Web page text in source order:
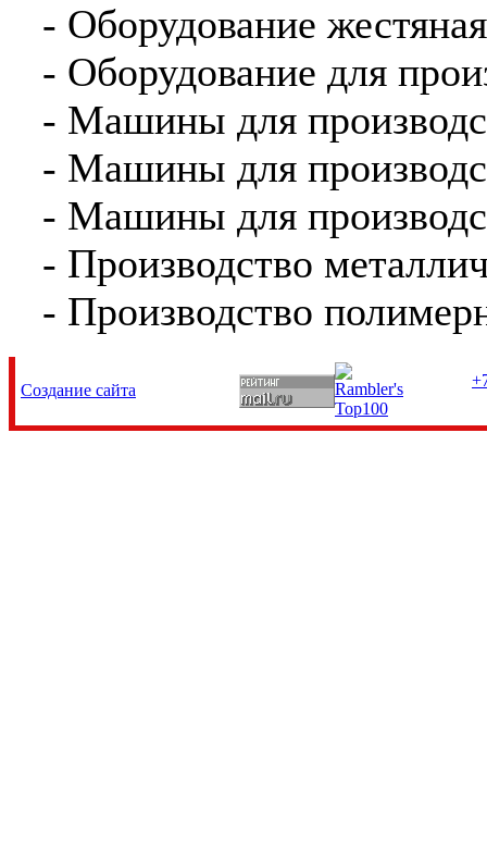
- Оборудование
- Оборудование для
- Машины для
- Машины для
- Машины для
- Производство
- Производство
Создание сайта